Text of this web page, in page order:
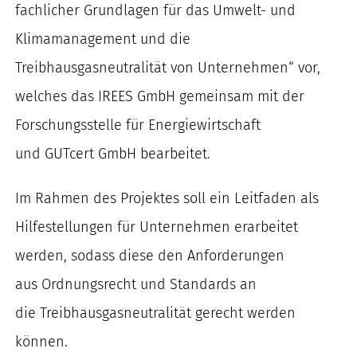
fachlicher Grundlagen für das Umwelt- und
Klimamanagement und die
Treibhausgasneutralität von Unternehmen“ vor,
welches das IREES GmbH gemeinsam mit der
Forschungsstelle für Energiewirtschaft
und GUTcert GmbH bearbeitet.
Im Rahmen des Projektes soll ein Leitfaden als
Hilfestellungen für Unternehmen erarbeitet
werden, sodass diese den Anforderungen
aus Ordnungsrecht und Standards an
die Treibhausgasneutralität gerecht werden
können.